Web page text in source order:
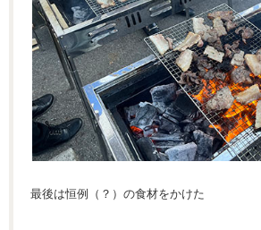
最後は恒例（？）の食材をかけた